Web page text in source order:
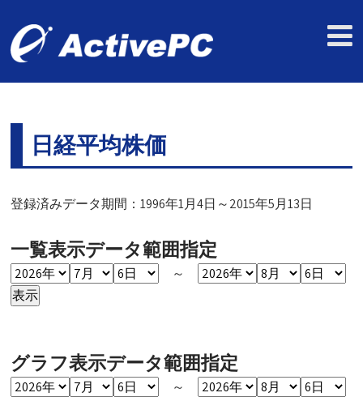
日経平均株価
登録済みデータ期間：1996年1月4日～2015年5月13日
一覧表示データ範囲指定
～
グラフ表示データ範囲指定
～